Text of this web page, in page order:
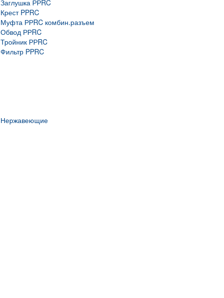
Заглушка РРRC
Крест PPRC
Муфта РРRC комбин.разъем
Обвод РРRC
Тройник РРRC
Фильтр PPRC
Нержавеющие